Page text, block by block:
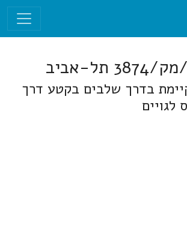
תל-אביב
בדרך שלבים בקטע דרך
לגויים